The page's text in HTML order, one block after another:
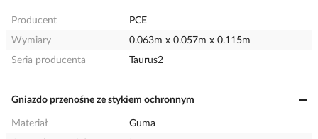
Producent
PCE
Wymiary
0.063m x 0.057m x 0.115m
Seria producenta
Taurus2
Gniazdo przenośne ze stykiem ochronnym
Materiał
Guma